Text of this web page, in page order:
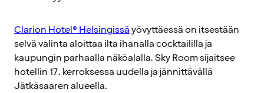
Clarion Hotel® Helsingissäyövyttäessä on itsestään
selvä valinta aloittaa ilta ihanalla cocktaililla ja
kaupungin parhaalla näköalalla. Sky Room sijaitsee
hotellin 17. kerroksessa uudella ja jännittävällä
Jätkäsaaren alueella.